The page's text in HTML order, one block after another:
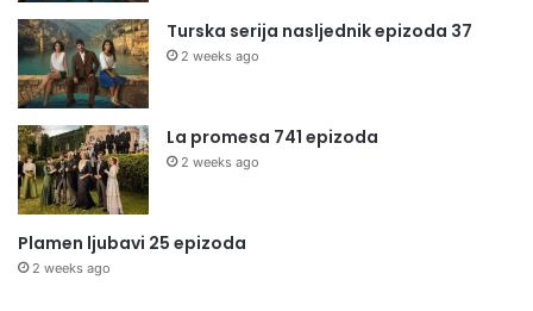
Turska serija nasljednik epizoda 37
2 weeks ago
La promesa 741 epizoda
2 weeks ago
Plamen ljubavi 25 epizoda
2 weeks ago